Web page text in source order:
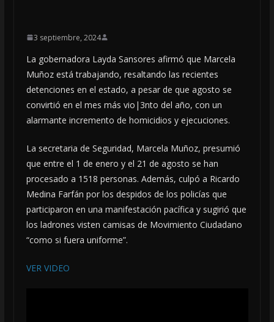
3 septiembre, 2024
La gobernadora Layda Sansores afirmó que Marcela
Muñoz está trabajando, resaltando las recientes
detenciones en el estado, a pesar de que agosto se
convirtió en el mes más vio|3nto del año, con un
alarmante incremento de homicidios y ejecuciones.
La secretaria de Seguridad, Marcela Muñoz, presumió
que entre el 1 de enero y el 21 de agosto se han
procesado a 1518 personas. Además, culpó a Ricardo
Medina Farfán por los despidos de los policías que
participaron en una manifestación pacífica y sugirió que
los ladrones visten camisas de Movimiento Ciudadano
“como si fuera uniforme”.
VER VIDEO